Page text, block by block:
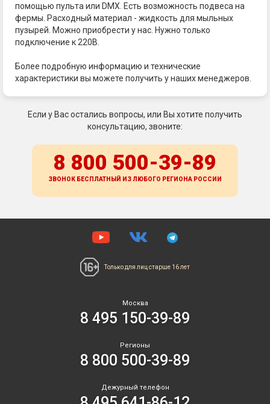
помощью пульта или DMX. Есть возможность подвеса на
фермы. Расходный материал - жидкость для мыльных
пузырей. Можно приобрести у нас. Нужно только
подключение к 220В.
Более подробную информацию и технические
характеристики вы можете получить у наших менеджеров.
Если у Вас остались вопросы, или Вы хотите получить
консультацию, звоните:
8 800 500-39-89
ЗВОНОК БЕСПЛАТНЫЙ ИЗ ЛЮБОГО РЕГИОНА РОССИИ
Только для лицстарше 16 лет
Москва
8 495 150-39-89
Регионы
8 800 500-39-89
Дежурный телефон